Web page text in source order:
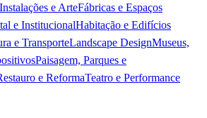
e ArteFábricas e Espaços
e InstitucionalHabitação e Edifícios
e TransporteLandscape DesignMuseus,
Paisagem, Parques e
e ReformaTeatro e Performance